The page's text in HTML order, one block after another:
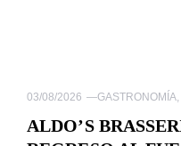
03/08/2026 —GASTRONOMÍA
ALDO’S